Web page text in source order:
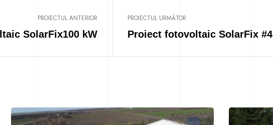
PROIECTUL ANTERIOR
SolarFix100 kW
PROIECTUL URMĂTOR
Proiect fotovoltaic SolarFix #4